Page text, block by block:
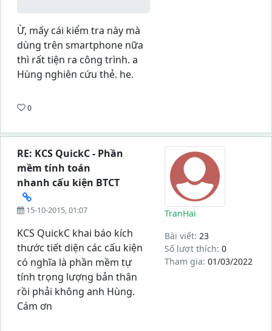
Ừ, mấy cái kiểm tra này mà
dùng trên smartphone nữa
thì rất tiện ra công trình. a
Hùng nghiên cứu thẻ. he.
0
RE: KCS QuickC - Phần
mềm tính toán
nhanh cấu kiện BTCT
15-10-2015, 01:07
KCS QuickC khai báo kích
thước tiết diện các cấu kiện
có nghĩa là phần mềm tự
tính trọng lượng bản thân
rồi phải không anh Hùng.
Cám ơn
TranHai
Bài viết: 23
Số lượt thích: 0
Tham gia: 01/03/2022